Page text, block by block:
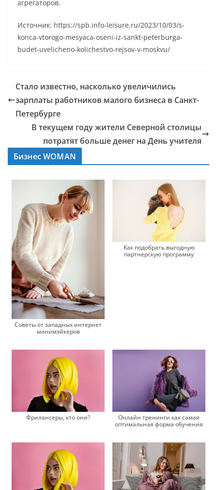
агрегаторов.
Источник: https://spb.info-leisure.ru/2023/10/03/s-
konca-vtorogo-mesyaca-oseni-iz-sankt-peterburga-
budet-uvelicheno-kolichestvo-rejsov-v-moskvu/
Стало известно, насколько увеличились
зарплаты работников малого бизнеса в Санкт-
Петербурге
В текущем году жители Северной столицы
потратят больше денег на День учителя
Бизнес WOMAN
Советы от западных интернет
манимэйкеров
Как подобрать выгодную
партнерскую программу
Фрилансеры, кто они?
Онлайн тренинги как самая
оптимальная форма обучения